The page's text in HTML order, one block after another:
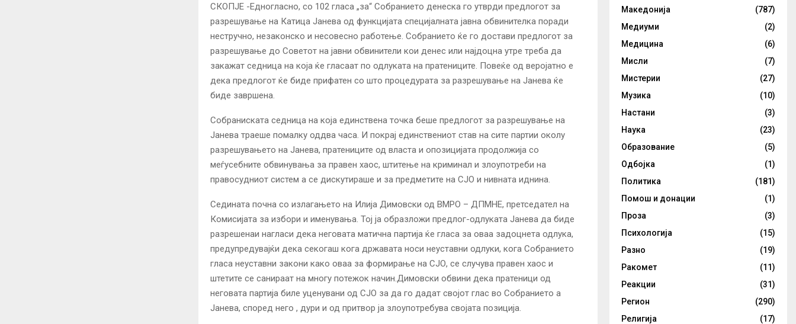
СКОПЈЕ -Едногласно, со 102 гласа „за“ Собранието денеска го утврди предлогот за
разрешување на Катица Јанева од функцијата специјалната јавна обвинителка поради
нестручно, незаконско и несовесно работење. Собранието ќе го достави предлогот за
разрешување до Советот на јавни обвинители кои денес или најдоцна утре треба да
закажат седница на која ќе гласаат по одлуката на пратениците. Повеќе од веројатно е
дека предлогот ќе биде прифатен со што процедурата за разрешување на Јанева ќе
биде завршена.
Собраниската седница на која единствена точка беше предлогот за разрешување на
Јанева траеше помалку оддва часа. И покрај единствениот став на сите партии околу
разрешувањето на Јанева, пратениците од власта и опозицијата продолжија со
меѓусебните обвинувања за правен хаос, штитење на криминал и злоупотреби на
правосудниот систем а се дискутираше и за предметите на СЈО и нивната иднина.
Седината почна со излагањето на Илија Димовски од ВМРО – ДПМНЕ, претседател на
Комисијата за избори и именувања. Тој ја образложи предлог-одлуката Јанева да биде
разрешенаи нагласи дека неговата матична партија ќе гласа за оваа задоцнета одлука,
предупредувајќи дека секогаш кога државата носи неуставни одлуки, кога Собранието
гласа неуставни закони како оваа за формирање на СЈО, се случува правен хаос и
штетите се санираат на многу потежок начин.Димовски обвини дека пратеници од
неговата партија биле уценувани од СЈО за да го дадат својот глас во Собранието а
Јанева, според него , дури и од притвор ја злоупотребува својата позиција.
Македонија
(787)
Медиуми
(2)
Медицина
(6)
Мисли
(7)
Мистерии
(27)
Музика
(10)
Настани
(3)
Наука
(23)
Образование
(5)
Одбојка
(1)
Политика
(181)
Помош и донации
(1)
Проза
(3)
Психологија
(15)
Разно
(19)
Ракомет
(11)
Реакции
(31)
Регион
(290)
Религија
(17)